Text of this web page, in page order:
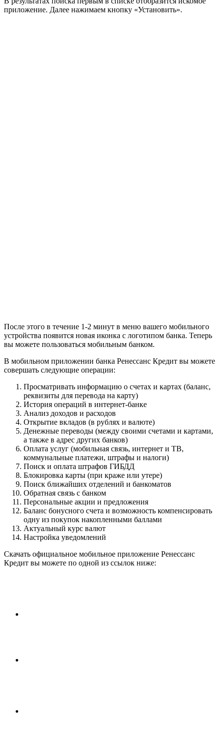
приложение. Далее нажимаем кнопку «Установить».
После этого в течение 1-2 минут в меню вашего мобильного
устройства появится новая иконка с логотипом банка. Теперь
вы можете пользоваться мобильным банком.
В мобильном приложении банка Ренессанс Кредит вы можете
совершать следующие операции:
Просматривать информацию о счетах и картах (баланс,
реквизиты для перевода на карту)
История операций в интернет-банке
Анализ доходов и расходов
Открытие вкладов (в рублях и валюте)
Денежные переводы (между своими счетами и картами,
а также в адрес других банков)
Оплата услуг (мобильная связь, интернет и ТВ,
коммунальные платежи, штрафы и налоги)
Поиск и оплата штрафов ГИБДД
Блокировка карты (при краже или утере)
Поиск ближайших отделений и банкоматов
Обратная связь с банком
Персональные акции и предложения
Баланс бонусного счета и возможность компенсировать
одну из покупок накопленными баллами
Актуальный курс валют
Настройка уведомлений
Скачать официальное мобильное приложение Ренессанс
Кредит вы можете по одной из ссылок ниже: